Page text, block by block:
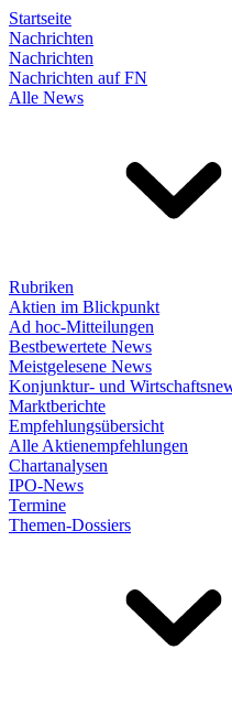
Startseite
Nachrichten
Nachrichten
Nachrichten auf FN
Alle News
Rubriken
Aktien im Blickpunkt
Ad hoc-Mitteilungen
Bestbewertete News
Meistgelesene News
Konjunktur- und
Marktberichte
Empfehlungsübersicht
Alle Aktienempfehlungen
Chartanalysen
IPO-News
Termine
Themen-Dossiers